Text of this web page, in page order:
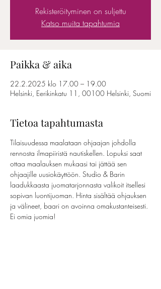
Rekisteröityminen on suljettu
Katso muita tapahtumia
Paikka & aika
22.2.2025 klo 17.00 – 19.00
Helsinki, Eerikinkatu 11, 00100 Helsinki, Suomi
Tietoa tapahtumasta
Tilaisuudessa maalataan ohjaajan johdolla
rennosta ilmapiiristä nautiskellen. Lopuksi saat
ottaa maalauksen mukaasi tai jättää sen
ohjaajille uusiokäyttöön. Studio & Barin
laadukkaasta juomatarjonnasta valikoit itsellesi
sopivan luontijuoman. Hinta sisältää ohjauksen
ja välineet, baari on avoinna omakustanteisesti.
Ei omia juomia!